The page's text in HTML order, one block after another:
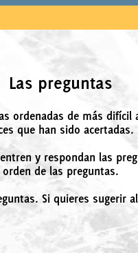
Las preguntas
ordenadas de más difícil
que han sido acertadas.
y respondan las
orden de las preguntas.
Si quieres sugerir